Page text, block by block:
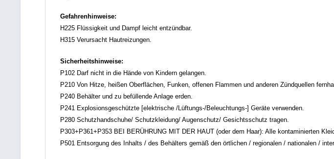
Gefahrenhinweise:
H225 Flüssigkeit und Dampf leicht entzündbar.
H315 Verursacht Hautreizungen.
Sicherheitshinweise:
P102 Darf nicht in die Hände von Kindern gelangen.
P210 Von Hitze, heißen Oberflächen, Funken, offenen Flammen und anderen Zündquellen
P240 Behälter und zu befüllende Anlage erden.
P241 Explosionsgeschützte [elektrische /Lüftungs-/Beleuchtungs-] Geräte verwenden.
P280 Schutzhandschuhe/ Schutzkleidung/ Augenschutz/ Gesichtsschutz tragen.
P303+P361+P353 BEI BERÜHRUNG MIT DER HAUT (oder dem Haar): Alle kontaminierten
P501 Entsorgung des Inhalts / des Behälters gemäß den örtlichen / regionalen / nationalen /